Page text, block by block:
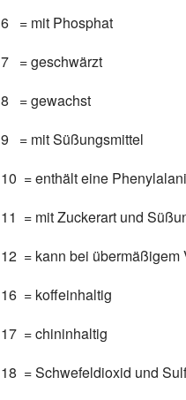
6 = mit Phosphat
7 = geschwärzt
8 = gewachst
9 = mit Süßungsmittel
10 = enthält eine
11 = mit Zuckerart und
12 = kann bei übermäßigem
16 = koffeinhaltig
17 = chininhaltig
18 = Schwefeldioxid und